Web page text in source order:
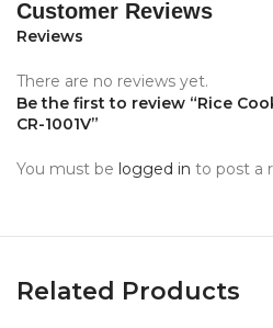
Customer Reviews
Reviews
There are no reviews yet.
Be the first to review “Rice
CR-1001V”
You must be logged in to post a
Related Products